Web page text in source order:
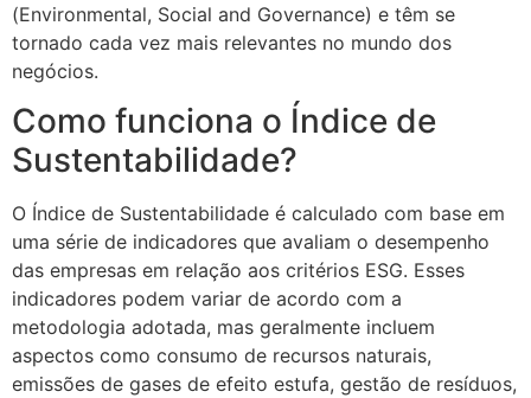
(Environmental, Social and Governance) e têm se
tornado cada vez mais relevantes no mundo dos
negócios.
Como funciona o Índice de
Sustentabilidade?
O Índice de Sustentabilidade é calculado com base em
uma série de indicadores que avaliam o desempenho
das empresas em relação aos critérios ESG. Esses
indicadores podem variar de acordo com a
metodologia adotada, mas geralmente incluem
aspectos como consumo de recursos naturais,
emissões de gases de efeito estufa, gestão de resíduos,